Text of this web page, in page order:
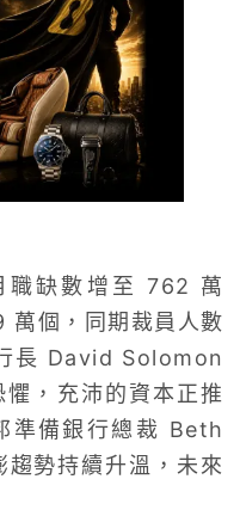
缺數增至 762 萬
萬個，同期裁員人數
長 David Solomon
，充沛的資本正推
準備銀行總裁 Beth
勢持續升溫，未來